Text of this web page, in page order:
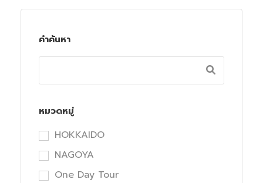
คำค้นหา
หมวดหมู่
HOKKAIDO
NAGOYA
One Day Tour